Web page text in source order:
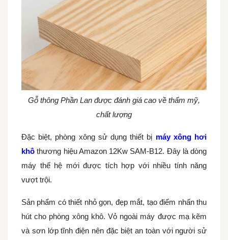
Gỗ thông Phần Lan được đánh giá cao về thẩm mỹ,
chất lượng
Đặc biệt, phòng xông sử dụng thiết bị máy xông hơi
khô thương hiệu Amazon 12Kw SAM-B12. Đây là dòng
máy thế hệ mới được tích hợp với nhiều tính năng
vượt trội.
Sản phẩm có thiết nhỏ gọn, đẹp mắt, tạo điểm nhấn thu
hút cho phòng xông khô. Vỏ ngoài máy được mạ kẽm
và sơn lớp tĩnh điện nên đặc biệt an toàn với người sử